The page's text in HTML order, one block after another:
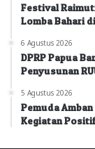
Festival
Lomba Bahari
6 Agustus 2026
DPRP Papua
Penyusunan
5 Agustus 2026
Pemuda
Kegiatan